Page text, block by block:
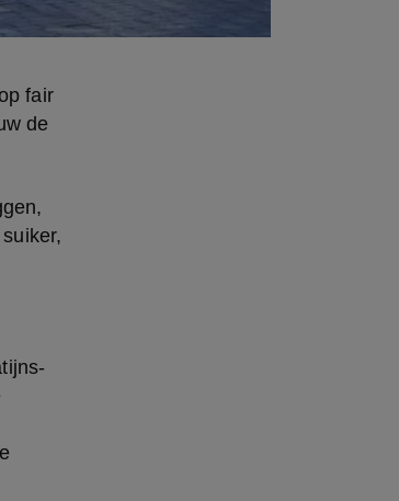
fair
de